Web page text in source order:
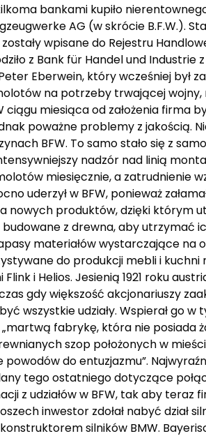
bankami kupiło
AG (w skrócie B.F.W.).
wpisane do Rejestru
z Bank für Handel und Industrie z
Eberwein, który wcześniej był
na potrzeby trwającej wojny,
miesiąca od założenia firma
poważne problemy z jakością.
BFW. To samo stało się z
nadzór nad linią
miesięcznie, a zatrudnienie
uderzył w BFW, ponieważ
nowych produktów, dzięki którym
z drewna, aby utrzymać
materiałów wystarczające na
do produkcji mebli i kuchni
i Helios. Jesienią 1921 roku
gdy większość akcjonariuszy
wszystkie udziały. Wspierał go
„martwą fabrykę, która nie posiada
szop położonych w
do entuzjazmu”.
tego ostatniego dotyczące
z udziałów w BFW, tak aby teraz
inwestor zdołał nabyć dział
silników BMW.